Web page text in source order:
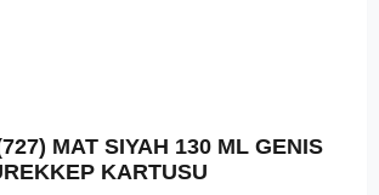
MAT SIYAH 130 ML GENIS
KARTUSU